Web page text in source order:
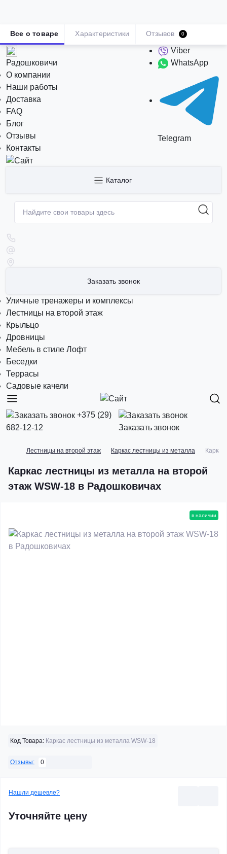
Радошковичи
О компании
Наши работы
Доставка
FAQ
Блог
Отзывы
Контакты
Viber
WhatsApp
Telegram
Каталог
Заказать звонок
Уличные тренажеры и комплексы
Лестницы на второй этаж
Крыльцо
Дровницы
Мебель в стиле Лофт
Беседки
Террасы
Садовые качели
+375 (29)
682-12-12
Заказать звонок
Лестницы на второй этаж Каркас лестницы из металла
Каркас лестницы из металла на второй
этаж WSW-18 в Радошковичах
Все о товаре Характеристики Отзывов 0
в наличии
Код Товара: Каркас лестницы из металла WSW-18
Отзывы: 0
Нашли дешевле?
Уточняйте цену